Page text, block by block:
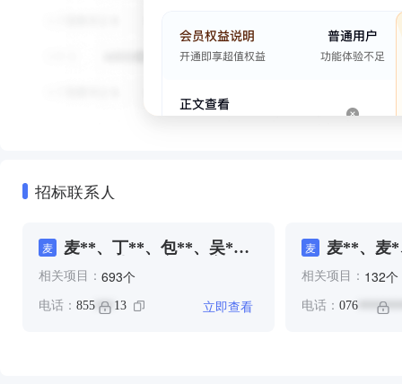
招标联系人
⻨
⻨**、丁**、包**、吴*、
李**、李**、李**、李**、
陈**、陈**、陈**、陈**、
相关项目： 693个
电话： 855 *** 13 立即查看
麦 麦**、麦
相关项目： 132个
电话： 076